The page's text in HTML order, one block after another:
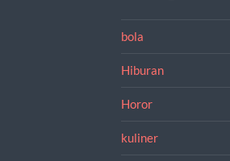
bola
Hiburan
Horor
kuliner